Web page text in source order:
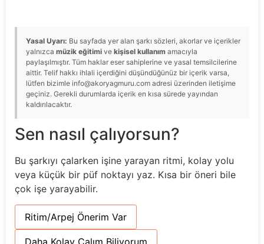
Yasal Uyarı: Bu sayfada yer alan şarkı sözleri, akorlar ve içerikler
yalnızca müzik eğitimi ve kişisel kullanım amacıyla
paylaşılmıştır. Tüm haklar eser sahiplerine ve yasal temsilcilerine
aittir. Telif hakkı ihlali içerdiğini düşündüğünüz bir içerik varsa,
lütfen bizimle info@akoryagmuru.com adresi üzerinden iletişime
geçiniz. Gerekli durumlarda içerik en kısa sürede yayından
kaldırılacaktır.
Sen nasıl çalıyorsun?
Bu şarkıyı çalarken işine yarayan ritmi, kolay yolu
veya küçük bir püf noktayı yaz. Kısa bir öneri bile
çok işe yarayabilir.
Ritim/Arpej Önerim Var
Daha Kolay Çalım Biliyorum